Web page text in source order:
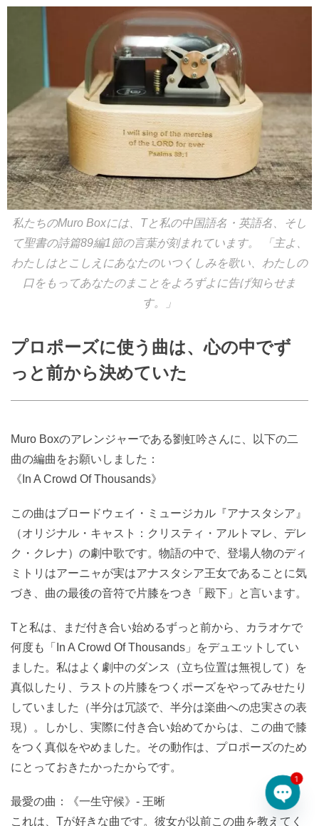
私たちのMuro Boxには、Tと私の中国語名・英語名、そし
て聖書の詩篇89編1節の言葉が刻まれています。 「主よ、
わたしはとこしえにあなたのいつくしみを歌い、わたしの
口をもってあなたのまことをよろずよに告げ知らせま
す。」
プロポーズに使う曲は、心の中でず
っと前から決めていた
Muro Boxのアレンジャーである劉虹吟さんに、以下の二
曲の編曲をお願いしました：
《In A Crowd Of Thousands》
この曲はブロードウェイ・ミュージカル『アナスタシア』
（オリジナル・キャスト：クリスティ・アルトマレ、デレ
ク・クレナ）の劇中歌です。物語の中で、登場人物のディ
ミトリはアーニャが実はアナスタシア王女であることに気
づき、曲の最後の音符で片膝をつき「殿下」と言います。
Tと私は、まだ付き合い始めるずっと前から、カラオケで
何度も「In A Crowd Of Thousands」をデュエットしてい
ました。私はよく劇中のダンス（立ち位置は無視して）を
真似したり、ラストの片膝をつくポーズをやってみせたり
していました（半分は冗談で、半分は楽曲への忠実さの表
現）。しかし、実際に付き合い始めてからは、この曲で膝
をつく真似をやめました。その動作は、プロポーズのため
にとっておきたかったからです。
最愛の曲：《一生守候》- 王晰
これは、Tが好きな曲です。彼女が以前この曲を教えてく
1